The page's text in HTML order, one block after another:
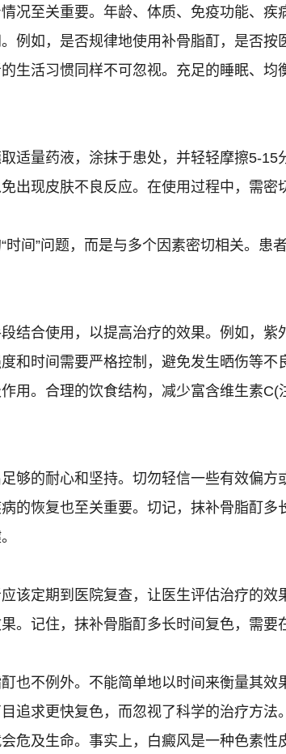
况至关重要。年龄、体质、免疫功能、
例如，是否规律地使用补骨脂酊，是否按
生活习惯同样不可忽视。充足的睡眠、均
适量药液，涂抹于患处，并轻轻摩擦5-15
出现皮肤不良反应。在使用过程中，需密
间”问题，而是与多个因素密切相关。患
结合使用，以提高治疗的效果。例如，紫
和时间需要严格控制，避免发生晒伤等不
用。合理的饮食结构，减少富含维生素
够的耐心和坚持。切勿轻信一些有效偏
的恢复也至关重要。切记，抹补骨脂酊多
该定期到医院复查，让医生评估治疗的效
。记住，抹补骨脂酊多长时间复色，需要
也不例外。不能简单地以时间来衡量其效
追求更快复色，而忽视了科学的治疗方法。
危及生命。事实上，白癜风是一种色素性